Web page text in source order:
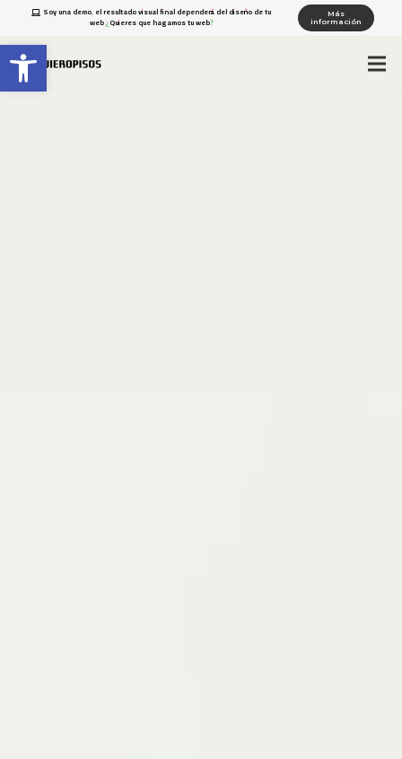
Abrir barra de herramientas
Soy una demo, el resultado visual final dependerá del diseño de tu
web ¿Quieres que hagamos tu web?
Más
información